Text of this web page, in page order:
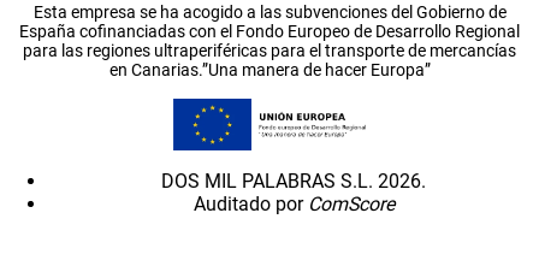
Esta empresa se ha acogido a las subvenciones del Gobierno de
España cofinanciadas con el Fondo Europeo de Desarrollo Regional
para las regiones ultraperiféricas para el transporte de mercancías
en Canarias.”Una manera de hacer Europa”
DOS MIL PALABRAS S.L. 2026.
Auditado por ComScore